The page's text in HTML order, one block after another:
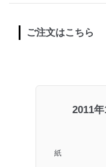
ご注文はこちら
2011
紙